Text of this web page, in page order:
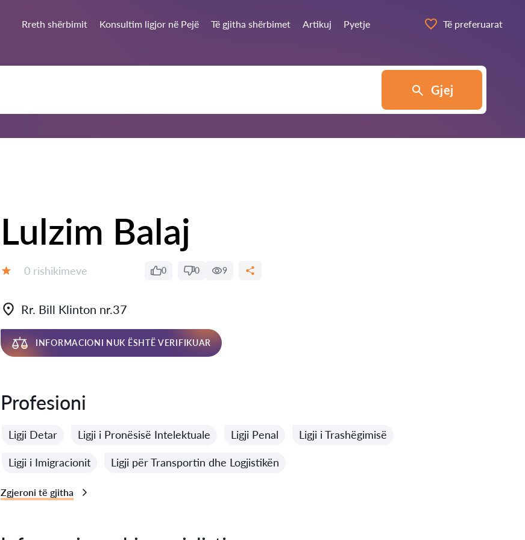
Rreth shërbimit Konsultim ligjor në Pejë Të gjitha shërbimet Artikuj Pyetje Të preferuarat
Gjej
Lulzim Balaj
Rishikime:
0 rishikimeve 0 0 9
Rr. Bill Klinton nr.37
INFORMACIONI NUK ËSHTË VERIFIKUAR
Profesioni
Ligji Detar Ligji i Pronësisë Intelektuale Ligji Penal Ligji i Trashëgimisë
Ligji i Imigracionit Ligji për Transportin dhe Logjistikën
Zgjeroni të gjitha